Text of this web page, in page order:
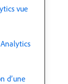
vue
d’une